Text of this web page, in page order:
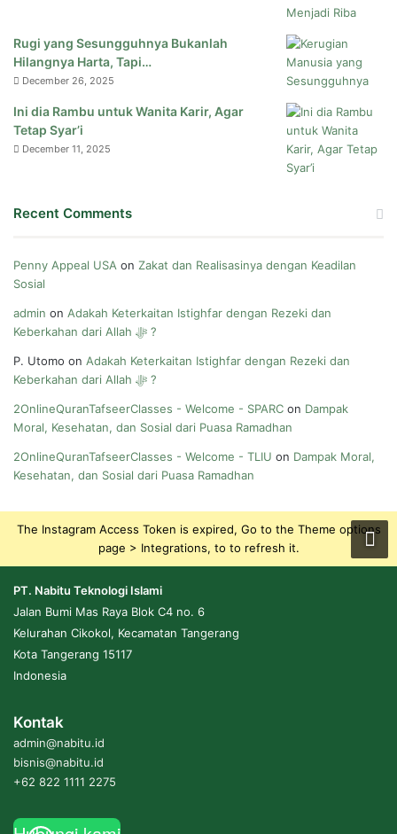
Rugi yang Sesungguhnya Bukanlah
Hilangnya Harta, Tapi…
December 26, 2025
Ini dia Rambu untuk Wanita Karir, Agar
Tetap Syar’i
December 11, 2025
Recent Comments
Penny Appeal USA on Zakat dan Realisasinya dengan Keadilan
Sosial
admin on Adakah Keterkaitan Istighfar dengan Rezeki dan
Keberkahan dari Allah ﷻ ?
P. Utomo on Adakah Keterkaitan Istighfar dengan Rezeki dan
Keberkahan dari Allah ﷻ ?
2OnlineQuranTafseerClasses - Welcome - SPARC on Dampak
Moral, Kesehatan, dan Sosial dari Puasa Ramadhan
2OnlineQuranTafseerClasses - Welcome - TLIU on Dampak Moral,
Kesehatan, dan Sosial dari Puasa Ramadhan
The Instagram Access Token is expired, Go to the Theme options
page > Integrations, to to refresh it.
PT. Nabitu Teknologi Islami
Jalan Bumi Mas Raya Blok C4 no. 6
Kelurahan Cikokol, Kecamatan Tangerang
Kota Tangerang 15117
Indonesia
Kontak
admin@nabitu.id
bisnis@nabitu.id
+62 822 1111 2275